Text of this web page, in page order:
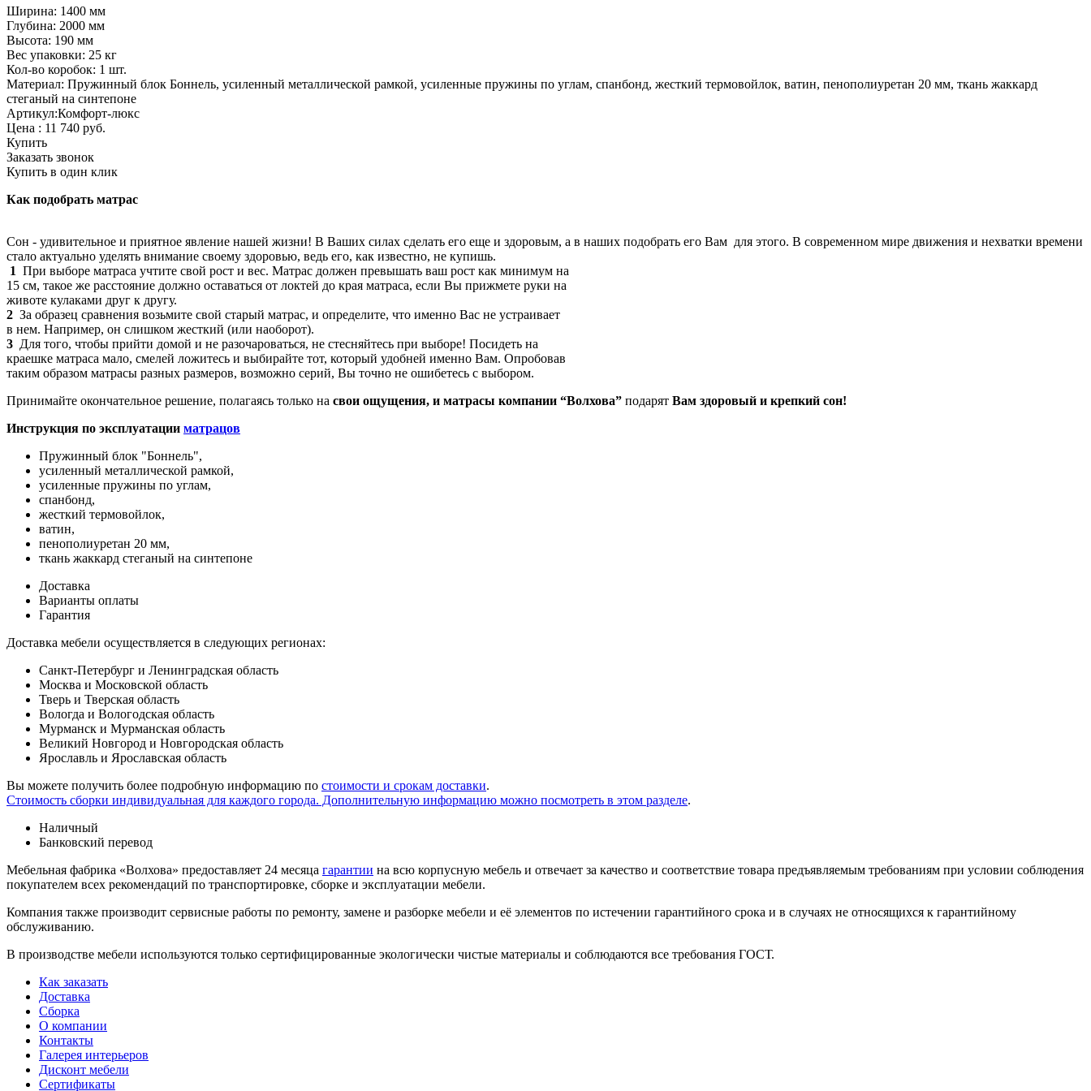
Ширина: 1400 мм
Глубина: 2000 мм
Высота: 190 мм
Вес упаковки: 25 кг
Кол-во коробок: 1 шт.
Материал: Пружинный блок Боннель, усиленный металлической рамкой, усиленные пружины по углам, спанбонд, жесткий термовойлок, ватин, пенополиуретан 20 мм, ткань жаккард
стеганый на синтепоне
Артикул:Комфорт-люкс
Цена : 11 740 руб.
Купить
Заказать звонок
Купить в один клик
Как подобрать матрас
Сон - удивительное и приятное явление нашей жизни! В Ваших силах сделать его еще и здоровым, а в наших подобрать его Вам для этого. В современном мире движения и нехватки времени
стало актуально уделять внимание своему здоровью, ведь его, как известно, не купишь.
1 При выборе матраса учтите свой рост и вес. Матрас должен превышать ваш рост как минимум на
15 см, такое же расстояние должно оставаться от локтей до края матраса, если Вы прижмете руки на
животе кулаками друг к другу.
2 За образец сравнения возьмите свой старый матрас, и определите, что именно Вас не устраивает
в нем. Например, он слишком жесткий (или наоборот).
3 Для того, чтобы прийти домой и не разочароваться, не стесняйтесь при выборе! Посидеть на
краешке матраса мало, смелей ложитесь и выбирайте тот, который удобней именно Вам. Опробовав
таким образом матрасы разных размеров, возможно серий, Вы точно не ошибетесь с выбором.
Принимайте окончательное решение, полагаясь только на свои ощущения, и матрасы компании “Волхова” подарят Вам здоровый и крепкий сон!
Инструкция по эксплуатации матрацов
Пружинный блок "Боннель",
усиленный металлической рамкой,
усиленные пружины по углам,
спанбонд,
жесткий термовойлок,
ватин,
пенополиуретан 20 мм,
ткань жаккард стеганый на синтепоне
Доставка
Варианты оплаты
Гарантия
Доставка мебели осуществляется в следующих регионах:
Санкт-Петербург и Ленинградская область
Москва и Московской область
Тверь и Тверская область
Вологда и Вологодская область
Мурманск и Мурманская область
Великий Новгород и Новгородская область
Ярославль и Ярославская область
Вы можете получить более подробную информацию по стоимости и срокам доставки.
Стоимость сборки индивидуальная для каждого города. Дополнительную информацию можно посмотреть в этом разделе.
Наличный
Банковский перевод
Мебельная фабрика «Волхова» предоставляет 24 месяца гарантии на всю корпусную мебель и отвечает за качество и соответствие товара предъяв­ляе­мым требованиям при условии соблюдения
покупателем всех рекомендаций по транспорти­ровке, сборке и эксплуатации мебели.
Компания также производит сервисные работы по ремонту, замене и разборке мебели и её элементов по истечении гарантийного срока и в случаях не относящихся к гарантийному
обслуживанию.
В производстве мебели используются только сертифицированные экологически чистые материалы и соблюдаются все требования ГОСТ.
Как заказать
Доставка
Сборка
О компании
Контакты
Галерея интерьеров
Дисконт мебели
Сертификаты